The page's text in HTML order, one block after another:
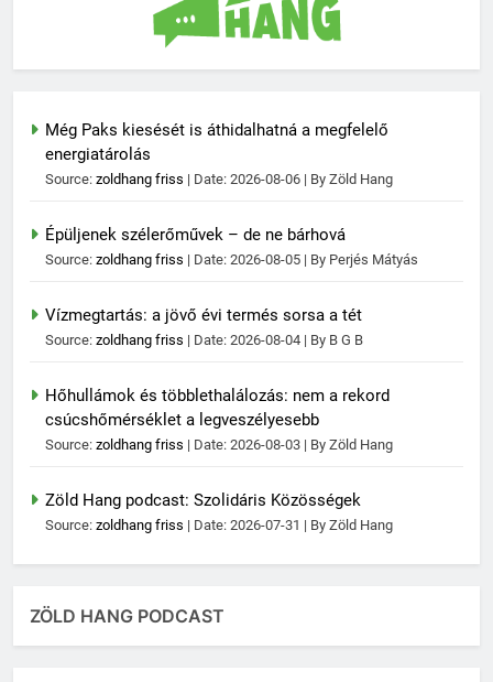
Még Paks kiesését is áthidalhatná a megfelelő
energiatárolás
Source: zoldhang friss Date: 2026-08-06 By Zöld Hang
Épüljenek szélerőművek – de ne bárhová
Source: zoldhang friss Date: 2026-08-05 By Perjés Mátyás
Vízmegtartás: a jövő évi termés sorsa a tét
Source: zoldhang friss Date: 2026-08-04 By B G B
Hőhullámok és többlethalálozás: nem a rekord
csúcshőmérséklet a legveszélyesebb
Source: zoldhang friss Date: 2026-08-03 By Zöld Hang
Zöld Hang podcast: Szolidáris Közösségek
Source: zoldhang friss Date: 2026-07-31 By Zöld Hang
ZÖLD HANG PODCAST